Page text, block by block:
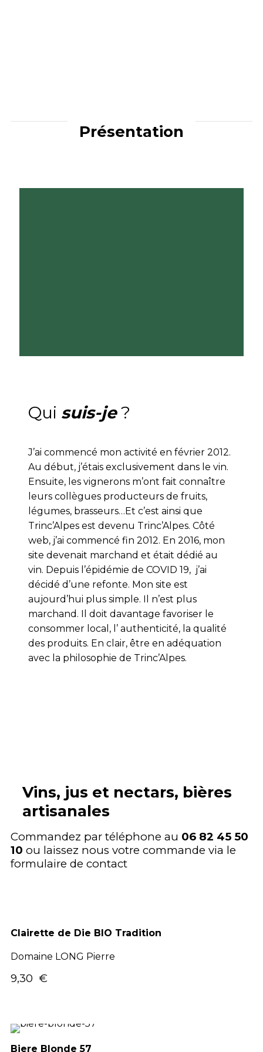
Présentation
Qui suis-je?
J’ai commencé mon activité en février 2012.
Au début, j’étais exclusivement dans le vin.
Ensuite, les vignerons m’ont fait connaître
leurs collègues producteurs de fruits,
légumes, brasseurs…Et c’est ainsi que
Trinc’Alpes est devenu Trinc’Alpes. Côté
web, j’ai commencé fin 2012. En 2016, mon
site devenait marchand et était dédié au
vin. Depuis l’épidémie de COVID 19, j’ai
décidé d’une refonte. Mon site est
aujourd’hui plus simple. Il n’est plus
marchand. Il doit davantage favoriser le
consommer local, l’ authenticité, la qualité
des produits. En clair, être en adéquation
avec la philosophie de Trinc’Alpes.
Vins, jus et nectars, bières
artisanales
Commandez par téléphone au 06 82 45 50
10 ou laissez nous votre commande via le
formulaire de contact
Clairette de Die BIO Tradition
Domaine LONG Pierre
9,30 €
Biere Blonde 57